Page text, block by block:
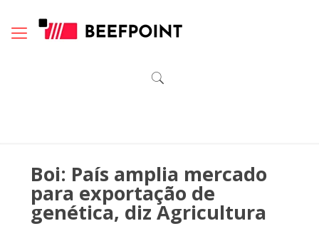
Boi: País amplia mercado
para exportação de
genética, diz Agricultura